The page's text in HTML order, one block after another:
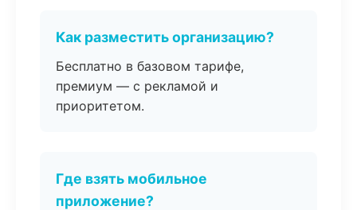
Как разместить организацию?
Бесплатно в базовом тарифе,
премиум — с рекламой и
приоритетом.
Где взять мобильное
приложение?